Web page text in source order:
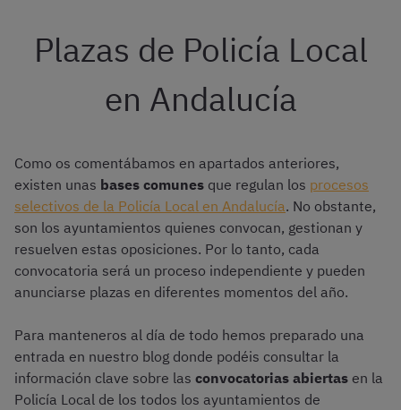
Plazas de Policía Local
en Andalucía
Como os comentábamos en apartados anteriores,
existen unas bases comunes que regulan los procesos
selectivos de la Policía Local en Andalucía. No obstante,
son los ayuntamientos quienes convocan, gestionan y
resuelven estas oposiciones. Por lo tanto, cada
convocatoria será un proceso independiente y pueden
anunciarse plazas en diferentes momentos del año.
Para manteneros al día de todo hemos preparado una
entrada en nuestro blog donde podéis consultar la
información clave sobre las convocatorias abiertas en la
Policía Local de los todos los ayuntamientos de